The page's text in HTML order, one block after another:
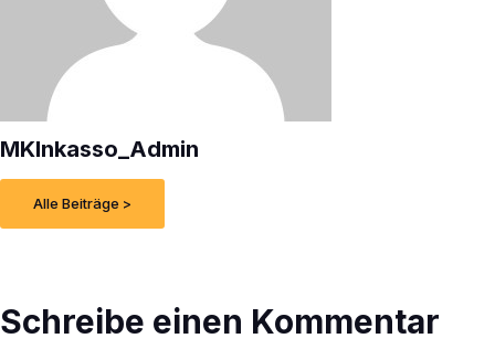
MKInkasso_Admin
Alle Beiträge >
Schreibe einen Kommentar